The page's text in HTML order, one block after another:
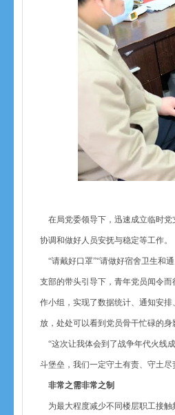
在局党委领导下，迅速成立临时党
协调和做好人员安抚与稳定等工作。
“请戴好口罩”“请做好宿舍卫生和
支部的带头引导下，青年党员闻令
作小组，实现了数据统计、通知安
放，处处可以看到党员骨干忙碌的身
“这次让我体会到了战争年代火线
斗堡垒，我们一定守土有责、守土
非常之需非常之制
为最大程度减少不同楼层职工接触